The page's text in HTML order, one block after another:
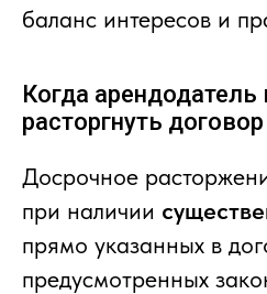
баланс интересов и
Когда арендодатель
расторгнуть договор
Досрочное
при наличии
прямо указанных в
предусмотренных